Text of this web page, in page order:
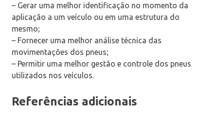
– Gerar uma melhor identificação no momento da
aplicação a um veículo ou em uma estrutura do
mesmo;
– Fornecer uma melhor análise técnica das
movimentações dos pneus;
– Permitir uma melhor gestão e controle dos pneus
utilizados nos veículos.
Referências adicionais